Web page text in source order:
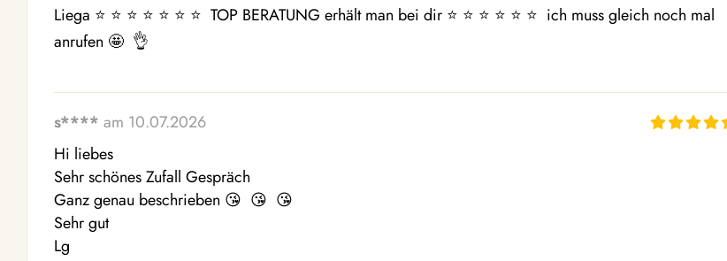
Liega ⭐ ️⭐ ️⭐ ️⭐ ️⭐ ️⭐ ️⭐ ️ TOP BERATUNG erhält man bei dir ⭐ ️⭐ ️⭐ ️⭐ ️⭐ ️⭐ ️ ich muss gleich noch mal
anrufen 🤩  👌
s**** am 10.07.2026
Hi liebes
Sehr schönes Zufall Gespräch
Ganz genau beschrieben 😘  😘  😘
Sehr gut
Lg